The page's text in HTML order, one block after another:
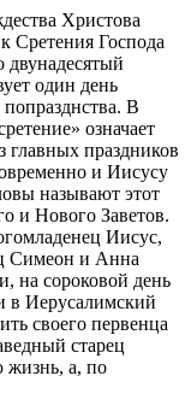
Христова
Сретения Господа
один день
В
означает
главных праздников
и Иисусу
называют этот
и Нового Заветов.
Иисус,
Симеон и Анна
на сороковой день
в Иерусалимский
своего первенца
старец
жизнь, а, по